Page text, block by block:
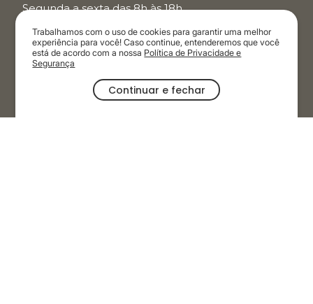
Trabalhamos com o uso de cookies para garantir uma melhor
experiência para você! Caso continue, entenderemos que você
está de acordo com a nossa Política de Privacidade e
Segurança
Continuar e fechar
Segunda a sexta das 8h às 18h.
Televendas
(11) 3854-7001
Segunda a sábado das 9h às 20h.